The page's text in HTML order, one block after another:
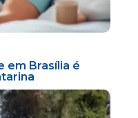
em Brasília é